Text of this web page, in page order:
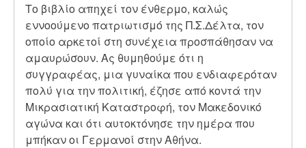
Το βιβλίο απηχεί τον ένθερμο, καλώς
εννοούμενο πατριωτισμό της Π.Σ.Δέλτα, τον
οποίο αρκετοί στη συνέχεια προσπάθησαν να
αμαυρώσουν. Ας θυμηθούμε ότι η
συγγραφέας, μια γυναίκα που ενδιαφερόταν
πολύ για την πολιτική, έζησε από κοντά την
Μικρασιατική Καταστροφή, τον Μακεδονικό
αγώνα και ότι αυτοκτόνησε την ημέρα που
μπήκαν οι Γερμανοί στην Αθήνα.